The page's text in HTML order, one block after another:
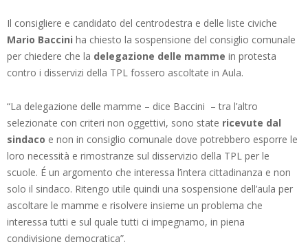
Il consigliere e candidato del centrodestra e delle liste civiche
Mario Baccini ha chiesto la sospensione del consiglio comunale
per chiedere che la delegazione delle mamme in protesta
contro i disservizi della TPL fossero ascoltate in Aula.
“La delegazione delle mamme – dice Baccini – tra l’altro
selezionate con criteri non oggettivi, sono state ricevute dal
sindaco e non in consiglio comunale dove potrebbero esporre le
loro necessità e rimostranze sul disservizio della TPL per le
scuole. É un argomento che interessa l’intera cittadinanza e non
solo il sindaco. Ritengo utile quindi una sospensione dell’aula per
ascoltare le mamme e risolvere insieme un problema che
interessa tutti e sul quale tutti ci impegnamo, in piena
condivisione democratica”.